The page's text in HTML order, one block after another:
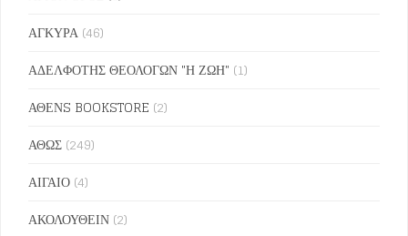
ΑΓΚΥΡΑ (46)
ΑΔΕΛΦΟΤΗΣ ΘΕΟΛΟΓΩΝ "Η ΖΩΗ" (1)
ΑΘΕΝS BOOKSTORE (2)
ΑΘΩΣ (249)
ΑΙΓΑΙΟ (4)
ΑΚΟΛΟΥΘΕΙΝ (2)